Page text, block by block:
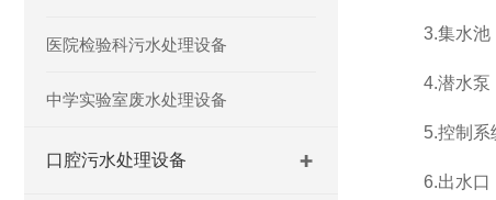
医院检验科污水处理设备
中学实验室废水处理设备
口腔污水处理设备
3.集水池：
4.潜水泵：
5.控制系统
6.出水口：